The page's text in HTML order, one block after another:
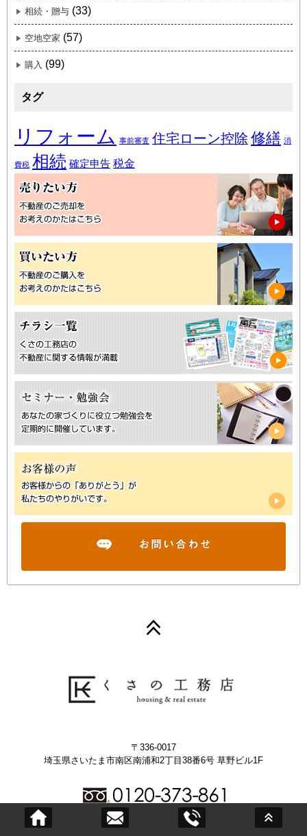
相続・贈与 (33)
空地空家 (57)
購入 (99)
タグ
リフォーム 事前審査 住宅ローン控除 修繕 消
費税 相続 確定申告 税金
〒336-0017
埼玉県さいたま市南区南浦和2丁目38番6号 草野ビル1F